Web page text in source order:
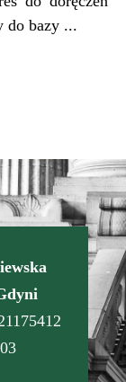
do bazy ...